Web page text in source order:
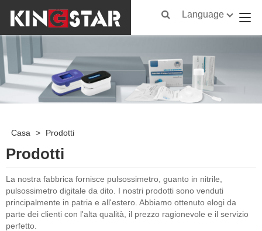
Language
Casa > Prodotti
Prodotti
La nostra fabbrica fornisce pulsossimetro, guanto in nitrile,
pulsossimetro digitale da dito. I nostri prodotti sono venduti
principalmente in patria e all'estero. Abbiamo ottenuto elogi da
parte dei clienti con l'alta qualità, il prezzo ragionevole e il servizio
perfetto.